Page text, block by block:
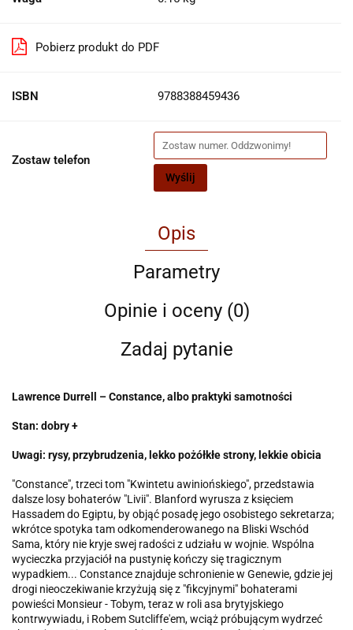
Pobierz produkt do PDF
ISBN 9788388459436
Zostaw telefon
Wyślij
Opis
Parametry
Opinie i oceny (0)
Zadaj pytanie
Lawrence Durrell – Constance, albo praktyki samotności
Stan: dobry +
Uwagi: rysy, przybrudzenia, lekko pożółkłe strony, lekkie obicia
"Constance", trzeci tom "Kwintetu awiniońskiego", przedstawia
dalsze losy bohaterów "Livii". Blanford wyrusza z księciem
Hassadem do Egiptu, by objąć posadę jego osobistego sekretarza;
wkrótce spotyka tam odkomenderowanego na Bliski Wschód
Sama, który nie kryje swej radości z udziału w wojnie. Wspólna
wycieczka przyjaciół na pustynię kończy się tragicznym
wypadkiem... Constance znajduje schronienie w Genewie, gdzie jej
drogi nieoczekiwanie krzyżują się z "fikcyjnymi" bohaterami
powieści Monsieur - Tobym, teraz w roli asa brytyjskiego
kontrwywiadu, i Robem Sutcliffe'em, wciąż próbującym wydrzeć